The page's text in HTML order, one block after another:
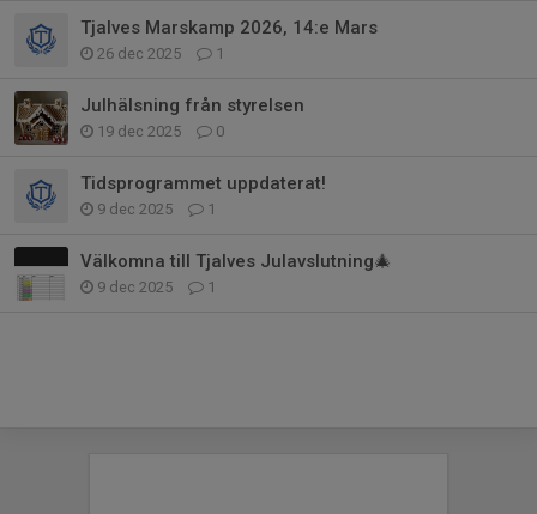
Tjalves Marskamp 2026, 14:e Mars
26 dec 2025 1
Julhälsning från styrelsen
19 dec 2025 0
Tidsprogrammet uppdaterat!
9 dec 2025 1
Välkomna till Tjalves Julavslutning🎄
9 dec 2025 1